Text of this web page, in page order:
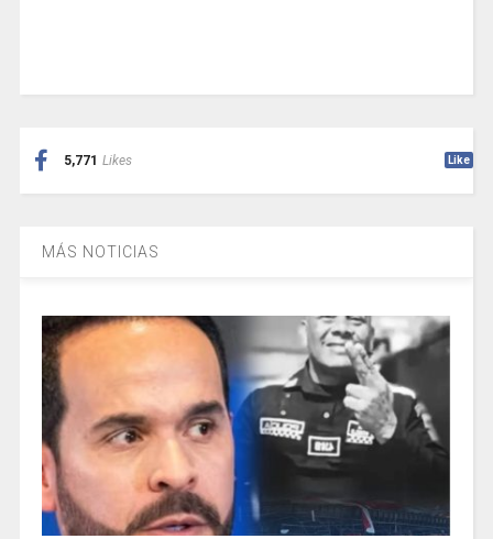
5,771 Likes Like
MÁS NOTICIAS